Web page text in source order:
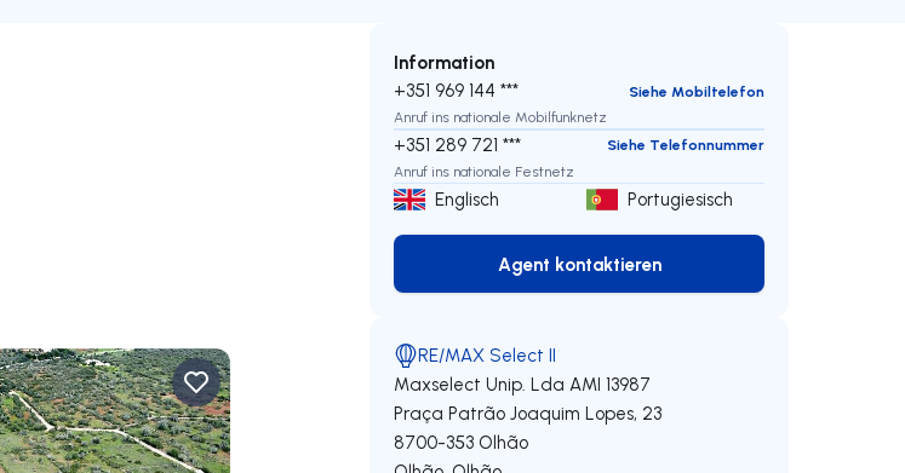
Information
+351 969 144 ***
Siehe Mobiltelefon
Anruf ins nationale Mobilfunknetz
+351 289 721 ***
Siehe Telefonnummer
Anruf ins nationale Festnetz
Englisch Portugiesisch
Agent kontaktieren
Agent kontaktieren
RE/MAX Select II
Maxselect Unip. Lda AMI 13987
Praça Patrão Joaquim Lopes, 23
8700-353 Olhão